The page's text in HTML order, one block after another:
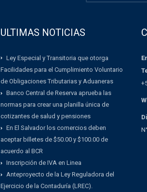
ULTIMAS NOTICIAS
Ley Especial y Transitoria que otorga
Facilidades para el Cumplimiento Voluntario
de Obligaciones Tributarias y Aduaneras
Banco Central de Reserva aprueba las
normas para crear una planilla única de
cotizantes de salud y pensiones
En El Salvador los comercios deben
aceptar billetes de $50.00 y $100.00 de
acuerdo al BCR
Inscripción de IVA en Linea
Anteproyecto de la Ley Reguladora del
Ejercicio de la Contaduría (LREC).